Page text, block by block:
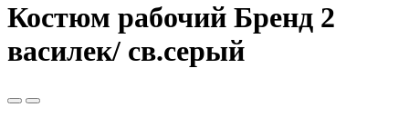
Костюм рабочий Бренд 2
василек/ св.серый